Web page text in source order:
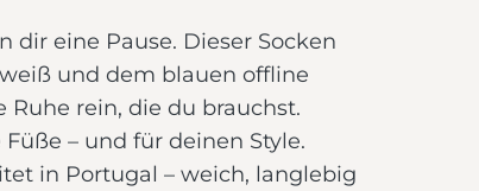
dir eine Pause. Dieser Socken
und dem blauen offline
Ruhe rein, die du brauchst.
– und für deinen Style.
in Portugal – weich, langlebig